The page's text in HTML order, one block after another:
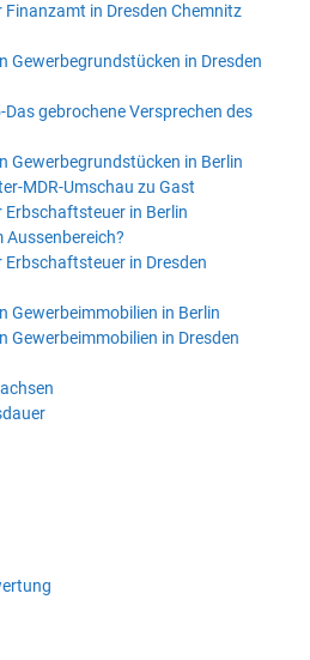
in Dresden Chemnitz
Gewerbegrundstücken in Dresden
gebrochene Versprechen des
Gewerbegrundstücken in Berlin
MDR-Umschau zu Gast
in Berlin
Aussenbereich?
in Dresden
Gewerbeimmobilien in Berlin
Gewerbeimmobilien in Dresden